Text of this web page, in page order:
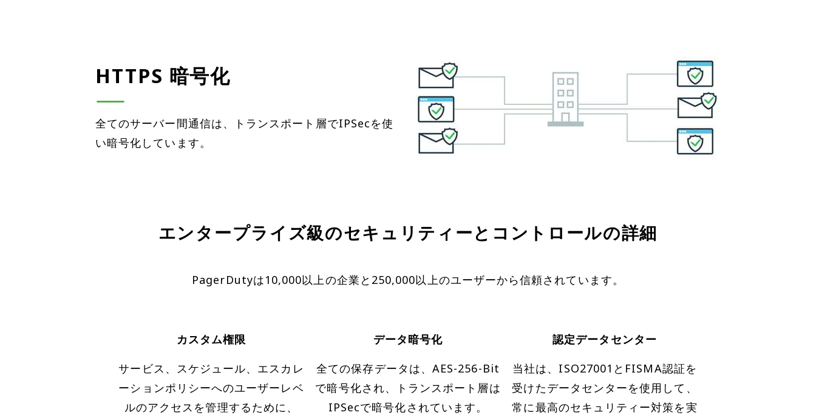
HTTPS 暗号化
全てのサーバー間通信は、トランスポート層でIPSecを使
い暗号化しています。
エンタープライズ級のセキュリティーとコントロールの詳細
PagerDutyは10,000以上の企業と250,000以上のユーザーから信頼されています。
カスタム権限
サービス、スケジュール、エスカレ
ーションポリシーへのユーザーレベ
ルのアクセスを管理するために、
データ暗号化
全ての保存データは、AES-256-Bit
で暗号化され、トランスポート層は
IPSecで暗号化されています。
認定データセンター
当社は、ISO27001とFISMA認証を
受けたデータセンターを使用して、
常に最高のセキュリティー対策を実